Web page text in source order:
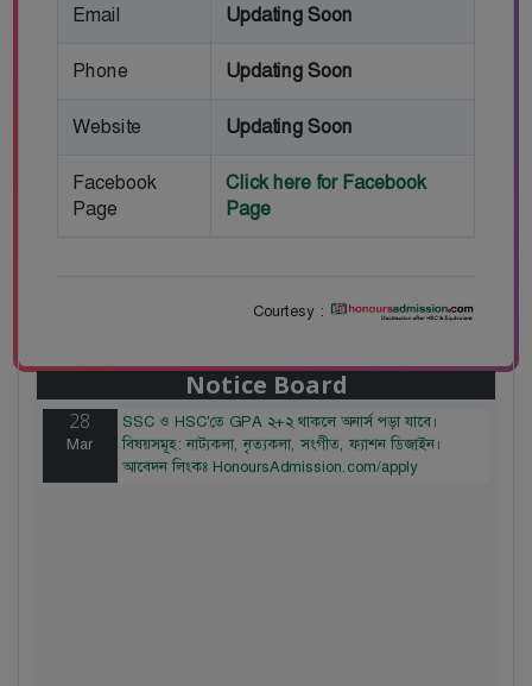
Email Updating Soon
Phone Updating Soon
Website Updating Soon
Facebook
Page
Click here for Facebook
Page
Courtesy :
Notice Board
টাকা। আবেদন লিংকঃ HonoursAdmission.com/apply
28
Mar
SSC ও HSC'তে GPA ২+২ থাকলে অনার্স পড়া যাবে।
বিষয়সমূহ: নাট্যকলা, নৃত্যকলা, সংগীত, ফ্যাশন ডিজাইন।
আবেদন লিংকঃ HonoursAdmission.com/apply